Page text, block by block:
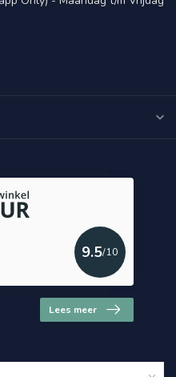
9.5/10
Lees meer